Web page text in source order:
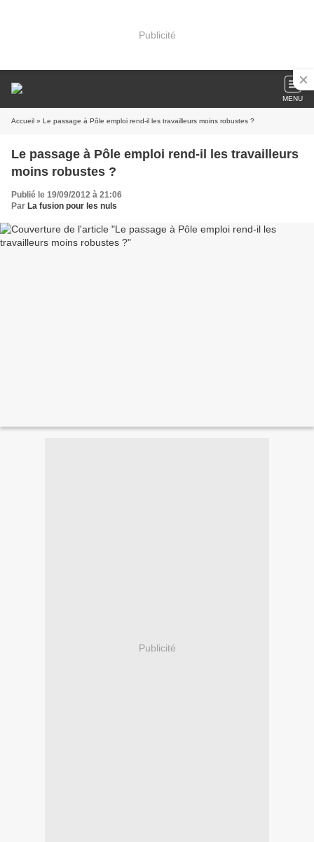
Publicité
MENU
Accueil » Le passage à Pôle emploi rend-il les travailleurs moins robustes ?
Le passage à Pôle emploi rend-il les travailleurs
moins robustes ?
Publié le 19/09/2012 à 21:06
Par La fusion pour les nuls
Publicité